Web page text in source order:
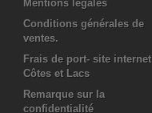
Mentions légales
Conditions générales de
ventes.
Frais de port- site internet
Côtes et Lacs
Remarque sur la
confidentialité